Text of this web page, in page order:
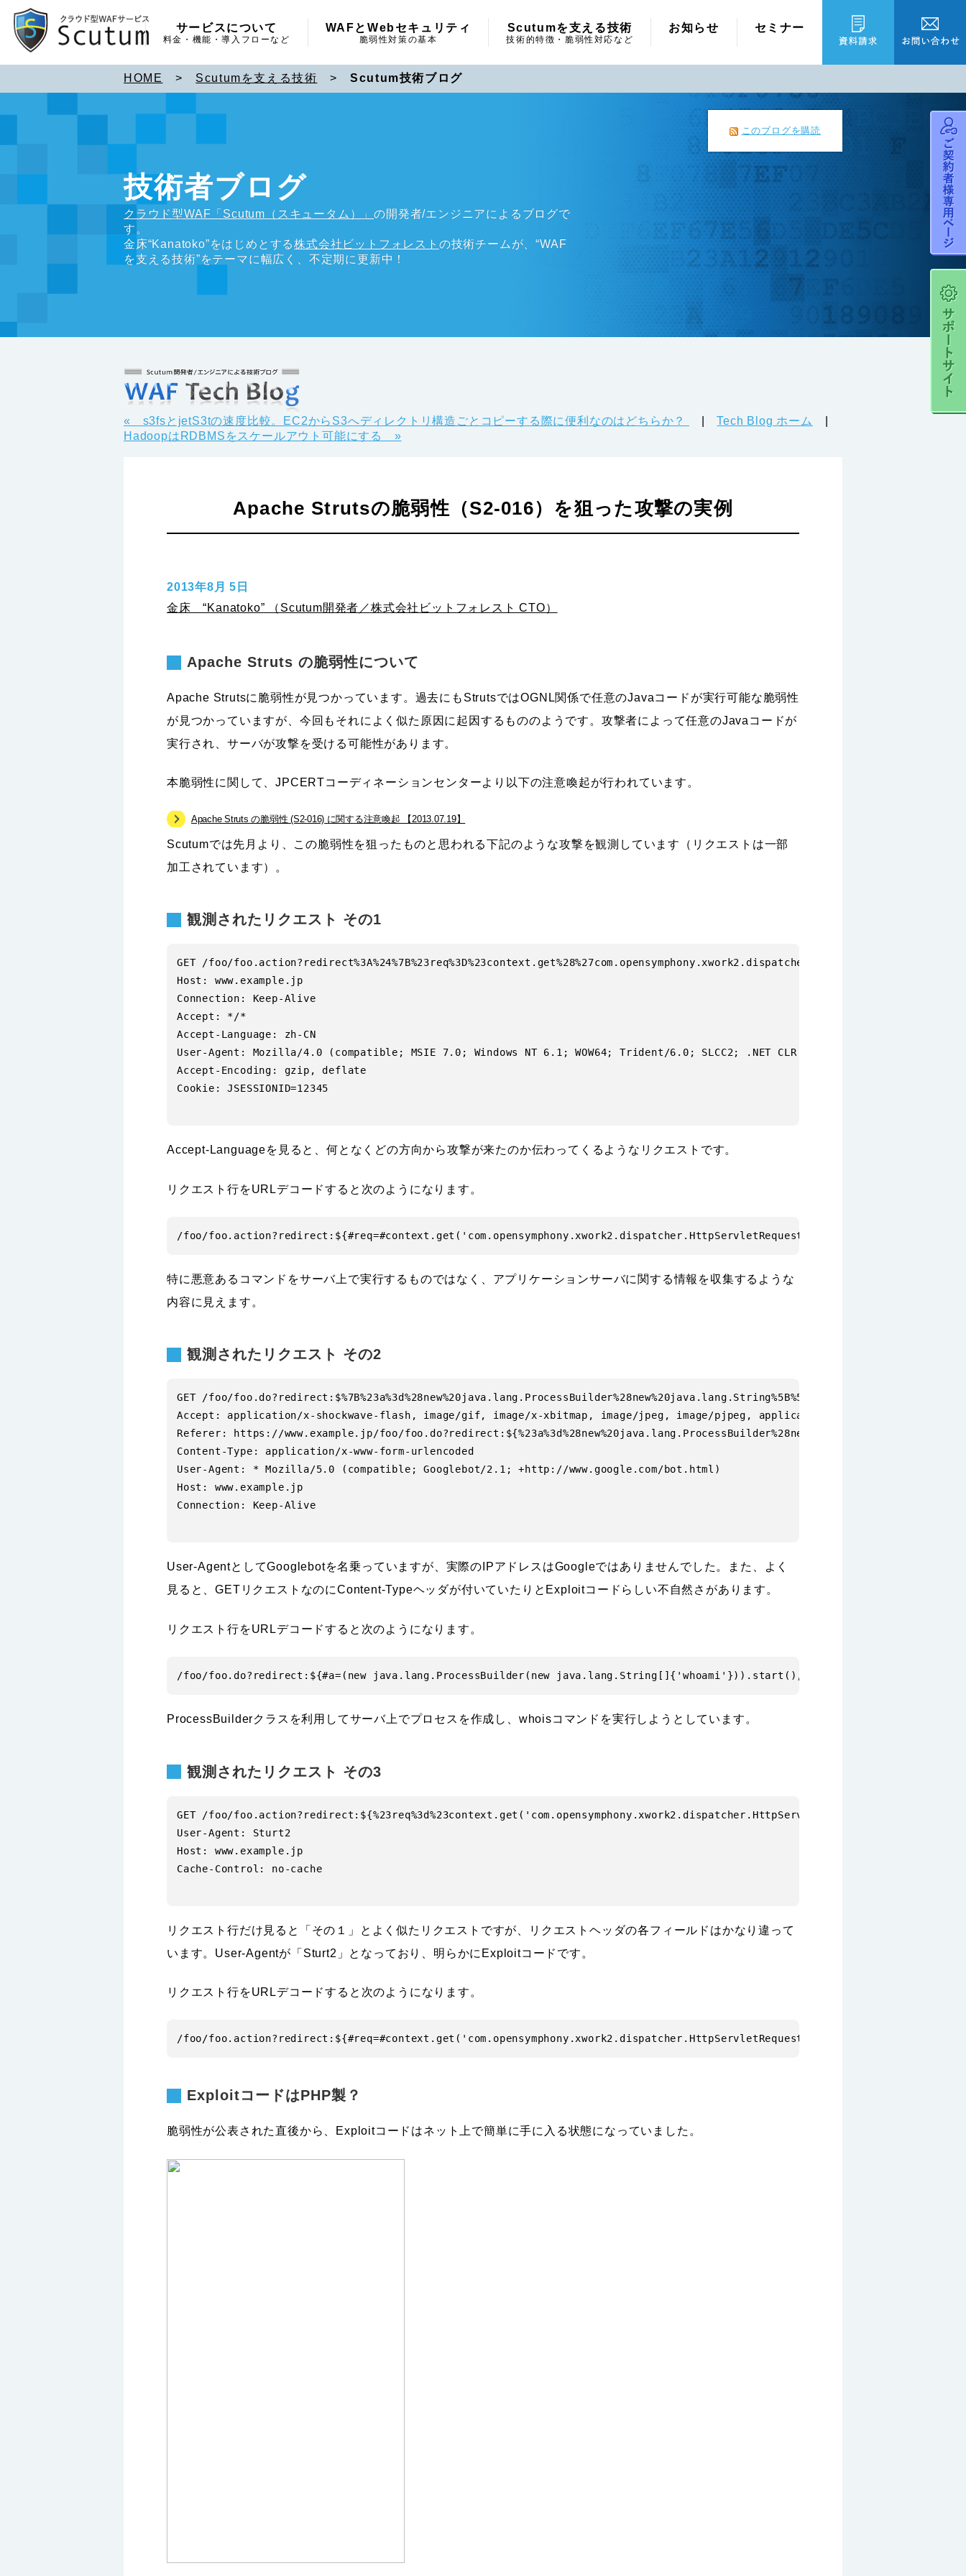
サービスについて
料金・機能・導入フローなど
WAFとWebセキュリティ
脆弱性対策の基本
Scutumを支える技術
技術的特徴・脆弱性対応など
お知らせ セミナー
HOME > Scutumを支える技術 >Scutum技術ブログ
技術者ブログ
クラウド型WAF「Scutum（スキュータム）」の開発者/エンジニアによるブログで
す。
金床“Kanatoko”をはじめとする株式会社ビットフォレスト の技術チームが、“WAF
を支える技術”をテーマに幅広く、不定期に更新中！
このブログを購読
« s3fsとjetS3tの速度比較。EC2からS3へディレクトリ構造ごとコピーする際に便利なのはどちらか？ |Tech Blog ホーム
HadoopはRDBMSをスケールアウト可能にする »
Apache Strutsの脆弱性（S2-016）を狙った攻撃の実例
2013年8月 5日
金床 “Kanatoko” （Scutum開発者／株式会社ビットフォレスト CTO）
Apache Struts の脆弱性について
Apache Strutsに脆弱性が見つかっています。過去にもStrutsではOGNL関係で任意のJavaコードが実行可能な脆弱性
が見つかっていますが、今回もそれによく似た原因に起因するもののようです。攻撃者によって任意のJavaコードが
実行され、サーバが攻撃を受ける可能性があります。
本脆弱性に関して、JPCERTコーディネーションセンターより以下の注意喚起が行われています。
Apache Struts の脆弱性 (S2-016) に関する注意喚起 【2013.07.19】
Scutumでは先月より、この脆弱性を狙ったものと思われる下記のような攻撃を観測しています（リクエストは一部
加工されています）。
観測されたリクエスト その1
GET /foo/
Host: www.example.jp
Connection: Keep-Alive
Accept: */*
Accept-Language: zh-CN
User-Agent: Mozilla/4.0 (compatible; MSIE 7.0; Windows NT 6.1; WOW64; Trident/6.0; SLCC2; .NET CLR 2.0.50727; .NET CLR
Accept-Encoding: gzip, deflate
Cookie: JSESSIONID=12345
Accept-Languageを見ると、何となくどの方向から攻撃が来たのか伝わってくるようなリクエストです。
リクエスト行をURLデコードすると次のようになります。
特に悪意あるコマンドをサーバ上で実行するものではなく、アプリケーションサーバに関する情報を収集するような
内容に見えます。
観測されたリクエスト その2
GET /foo/
Accept: application/x-shockwave-flash, image/gif, image/x-xbitmap, image/jpeg, image/pjpeg, application/vnd.ms-excel,
Referer: https://www.example.jp/foo/
Content-Type: application/x-www-form-urlencoded
User-Agent: * Mozilla/5.0 (compatible; Googlebot/2.1; +http://www.google.com/bot.html)
Host: www.example.jp
Connection: Keep-Alive
User-AgentとしてGooglebotを名乗っていますが、実際のIPアドレスはGoogleではありませんでした。また、よく
見ると、GETリクエストなのにContent-Typeヘッダが付いていたりとExploitコードらしい不自然さがあります。
リクエスト行をURLデコードすると次のようになります。
ProcessBuilderクラスを利用してサーバ上でプロセスを作成し、whoisコマンドを実行しようとしています。
観測されたリクエスト その3
GET /foo/
User-Agent: Sturt2
Host: www.example.jp
Cache-Control: no-cache
リクエスト行だけ見ると「その１」とよく似たリクエストですが、リクエストヘッダの各フィールドはかなり違って
います。User-Agentが「Sturt2」となっており、明らかにExploitコードです。
リクエスト行をURLデコードすると次のようになります。
ExploitコードはPHP製？
脆弱性が公表された直後から、Exploitコードはネット上で簡単に手に入る状態になっていました。